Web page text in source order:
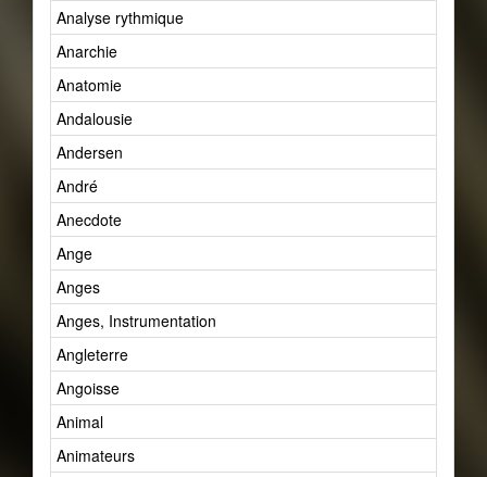
Analyse rythmique
Anarchie
Anatomie
Andalousie
Andersen
André
Anecdote
Ange
Anges
Anges, Instrumentation
Angleterre
Angoisse
Animal
Animateurs